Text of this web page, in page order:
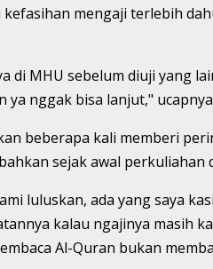
kefasihan mengaji terlebih
di MHU sebelum diuji yang
ya nggak bisa lanjut,"
beberapa kali memberi
sejak awal perkuliahan
luluskan, ada yang saya
kalau ngajinya masih
Al-Quran bukan